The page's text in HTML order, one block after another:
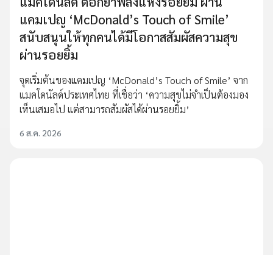
แคมเปญ ‘McDonald’s Touch of Smile’
สนับสนุนให้ทุกคนได้มีโอกาสสัมผัสความสุข
ผ่านรอยยิ้ม
จุดเริ่มต้นของแคมเปญ ‘McDonald’s Touch of Smile’ จาก
แมคโดนัลด์ประเทศไทย ที่เชื่อว่า ‘ความสุขไม่จำเป็นต้องมอง
เห็นเสมอไป แต่สามารถสัมผัสได้ผ่านรอยยิ้ม’
6 ส.ค. 2026